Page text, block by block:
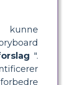
kunne
".